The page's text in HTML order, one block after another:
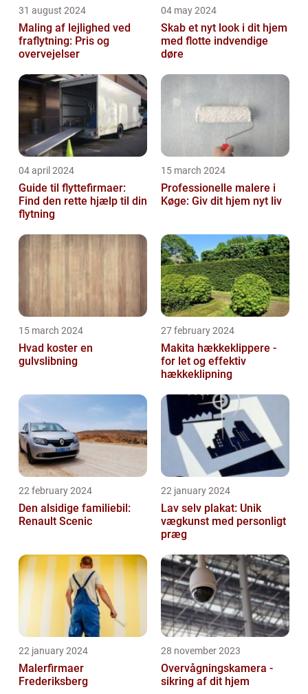
31 august 2024
Maling af lejlighed ved
fraflytning: Pris og
overvejelser
04 may 2024
Skab et nyt look i dit hjem
med flotte indvendige
døre
04 april 2024
Guide til flyttefirmaer:
Find den rette hjælp til din
flytning
15 march 2024
Professionelle malere i
Køge: Giv dit hjem nyt liv
15 march 2024
Hvad koster en
gulvslibning
27 february 2024
Makita hækkeklippere -
for let og effektiv
hækkeklipning
22 february 2024
Den alsidige familiebil:
Renault Scenic
22 january 2024
Lav selv plakat: Unik
vægkunst med personligt
præg
22 january 2024
Malerfirmaer
Frederiksberg
28 november 2023
Overvågningskamera -
sikring af dit hjem